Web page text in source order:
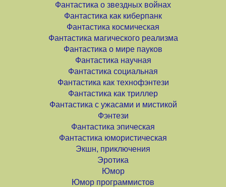
Фантастика о звездных войнах
Фантастика как киберпанк
Фантастика космическая
Фантастика магического реализма
Фантастика о мире пауков
Фантастика научная
Фантастика социальная
Фантастика как технофэнтези
Фантастика как триллер
Фантастика с ужасами и мистикой
Фэнтези
Фантастика эпическая
Фантастика юмористическая
Экшн, приключения
Эротика
Юмор
Юмор программистов